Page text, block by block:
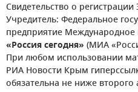
Свидетельство о
Учредитель: Федеральное
предприятие
«Россия сегодня» (МИА
При любом использовании
РИА Новости Крым
обязательна не ниже второго